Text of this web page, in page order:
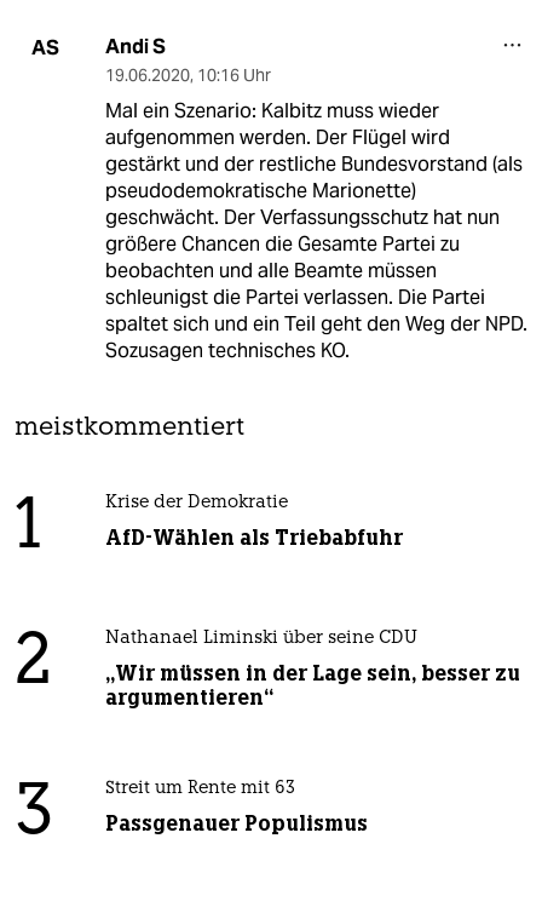
AS Andi S
19.06.2020, 10:16 Uhr
Mal ein Szenario: Kalbitz muss wieder
aufgenommen werden. Der Flügel wird
gestärkt und der restliche Bundesvorstand (als
pseudodemokratische Marionette)
geschwächt. Der Verfassungsschutz hat nun
größere Chancen die Gesamte Partei zu
beobachten und alle Beamte müssen
schleunigst die Partei verlassen. Die Partei
spaltet sich und ein Teil geht den Weg der NPD.
Sozusagen technisches KO.
meistkommentiert
1 Krise der Demokratie
AfD-Wählen als Triebabfuhr
2 Nathanael Liminski über seine CDU
„Wir müssen in der Lage sein, besser zu
argumentieren“
3 Streit um Rente mit 63
Passgenauer Populismus